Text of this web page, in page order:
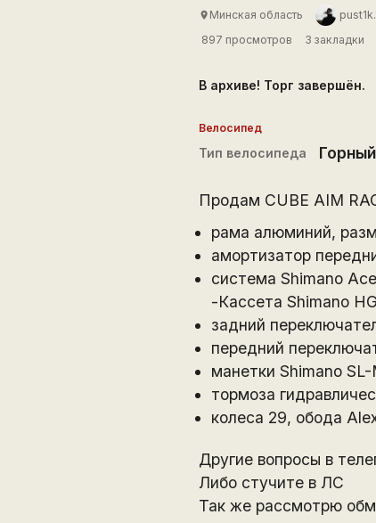
place Минская область
897 просмотров
3 закладки
В архиве! Торг завершён.
Велосипед
Тип велосипеда Горный
Продам CUBE AIM
рама алюминий,
амортизатор
система Shimano
-Кассета Shimano
задний
передний
манетки Shimano
тормоза
колеса 29, обода
Другие вопросы в
Либо стучите в ЛС
Так же рассмотрю